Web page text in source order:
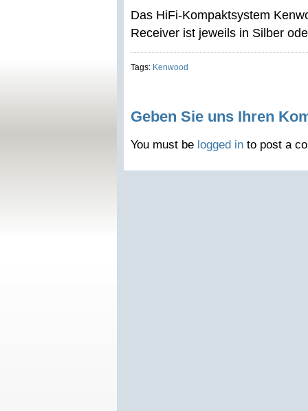
Das HiFi-Kompaktsystem
Receiver ist jeweils in Silber
Tags: Kenwood
Geben Sie uns Ihren
You must be logged in to post a